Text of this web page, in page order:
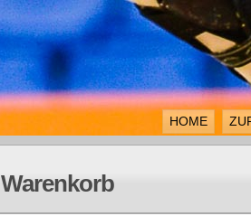
HOME
Warenkorb